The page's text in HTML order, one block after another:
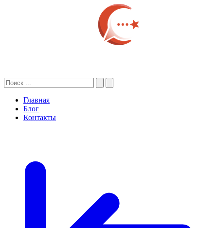
Главная
Блог
Контакты